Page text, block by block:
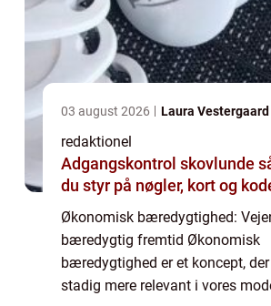
03 august 2026 Laura Vestergaard
redaktionel
Adgangskontrol skovlunde sådan får
du styr på nøgler, kort og
Økonomisk bæredygtighed:
bæredygtig fremtid Økonomisk
bæredygtighed er et koncept,
stadig mere relevant i vores